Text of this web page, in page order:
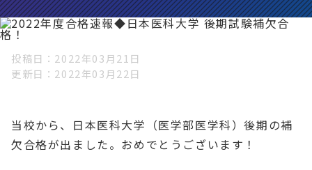
投稿日
2022年03月21日
更新日
2022年03月22日
当校から、日本医科大学（医学部医学科）後期の補
欠合格が出ました。おめでとうございます！